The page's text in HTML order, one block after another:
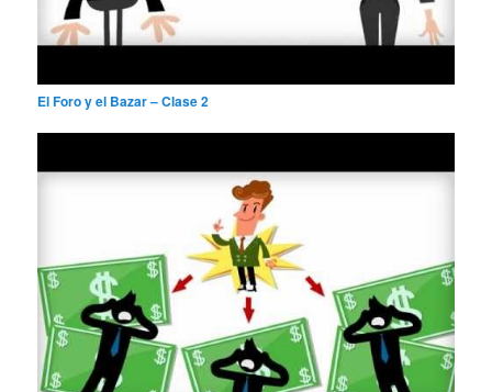
El Foro y el Bazar – Clase 2